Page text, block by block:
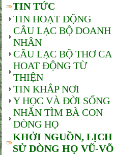
TIN TỨC
TIN HOẠT ĐỘNG
CÂU LẠC BỘ DOANH
NHÂN
CÂU LẠC BỘ THƠ CA
HOAT ĐỘNG TỪ
THIỆN
TIN KHẮP NƠI
Y HỌC VÀ ĐỜI SỐNG
NHẮN TÌM BÀ CON
DÒNG HỌ
KHỞI NGUỒN, LỊCH
SỬ DÒNG HỌ VŨ-VÕ